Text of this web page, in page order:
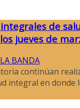
de
jueves de
LA BANDA
continúan
integral en donde